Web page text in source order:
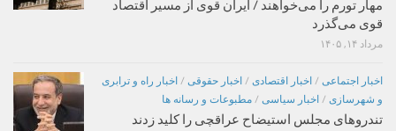
مهار تورم را می‌خواهند / ایران قوی از مسیر اقتصاد
قوی می‌گذرد
مرداد ۱۴, ۱۴۰۵
اخبار اجتماعی / اخبار اقتصادی / اخبار حقوقی / اخبار راه و ترابری
و شهرسازی / اخبار سیاسی / مطبوعات و رسانه ها
تندروهای مجلس استیضاح عراقچی را کلید زدند